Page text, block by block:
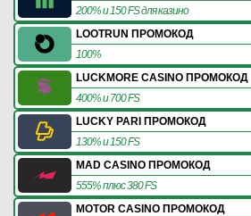
200% и 150 FS для казино
LOOTRUN ПРОМОКОД
100%
LUCKMORE CASINO ПРОМОКОД
400% и 700 FS
LUCKY PARI ПРОМОКОД
130% и 150 FS
MAD CASINO ПРОМОКОД
555% плюс 380 FS
MOTOR CASINO ПРОМОКОД